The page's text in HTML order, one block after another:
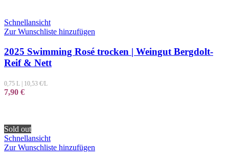
Schnellansicht
Zur Wunschliste hinzufügen
2025 Swimming Rosé trocken | Weingut Bergdolt-
Reif & Nett
0,75 L | 10,53 €/L
7,90 €
Sold out
Schnellansicht
Zur Wunschliste hinzufügen